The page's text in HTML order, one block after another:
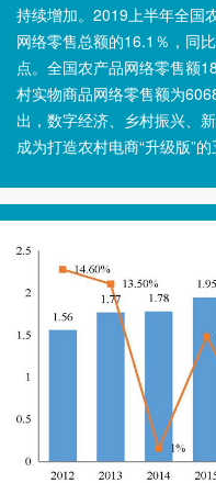
持续增加。2019上半年全国
网络零售总额的16.1％，同
点。全国农产品网络零售额
村实物商品网络零售额为
出，数字经济、乡村振兴、
成为打造农村电商“升级版”的